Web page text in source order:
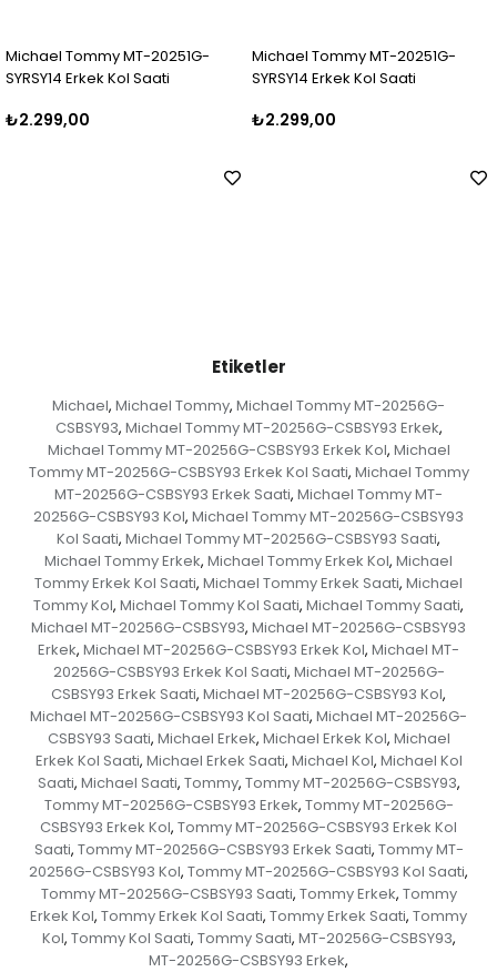
Michael Tommy MT-20251G-
SYRSY14 Erkek Kol Saati
₺2.299,00
Michael Tommy MT-20251G-
SYRSY14 Erkek Kol Saati
₺2.299,00
Etiketler
Michael, Michael Tommy, Michael Tommy MT-20256G-
CSBSY93, Michael Tommy MT-20256G-CSBSY93 Erkek,
Michael Tommy MT-20256G-CSBSY93 Erkek Kol, Michael
Tommy MT-20256G-CSBSY93 Erkek Kol Saati, Michael Tommy
MT-20256G-CSBSY93 Erkek Saati, Michael Tommy MT-
20256G-CSBSY93 Kol, Michael Tommy MT-20256G-CSBSY93
Kol Saati, Michael Tommy MT-20256G-CSBSY93 Saati,
Michael Tommy Erkek, Michael Tommy Erkek Kol, Michael
Tommy Erkek Kol Saati, Michael Tommy Erkek Saati, Michael
Tommy Kol, Michael Tommy Kol Saati, Michael Tommy Saati,
Michael MT-20256G-CSBSY93, Michael MT-20256G-CSBSY93
Erkek, Michael MT-20256G-CSBSY93 Erkek Kol, Michael MT-
20256G-CSBSY93 Erkek Kol Saati, Michael MT-20256G-
CSBSY93 Erkek Saati, Michael MT-20256G-CSBSY93 Kol,
Michael MT-20256G-CSBSY93 Kol Saati, Michael MT-20256G-
CSBSY93 Saati, Michael Erkek, Michael Erkek Kol, Michael
Erkek Kol Saati, Michael Erkek Saati, Michael Kol, Michael Kol
Saati, Michael Saati, Tommy, Tommy MT-20256G-CSBSY93,
Tommy MT-20256G-CSBSY93 Erkek, Tommy MT-20256G-
CSBSY93 Erkek Kol, Tommy MT-20256G-CSBSY93 Erkek Kol
Saati, Tommy MT-20256G-CSBSY93 Erkek Saati, Tommy MT-
20256G-CSBSY93 Kol, Tommy MT-20256G-CSBSY93 Kol Saati,
Tommy MT-20256G-CSBSY93 Saati, Tommy Erkek, Tommy
Erkek Kol, Tommy Erkek Kol Saati, Tommy Erkek Saati, Tommy
Kol, Tommy Kol Saati, Tommy Saati, MT-20256G-CSBSY93,
MT-20256G-CSBSY93 Erkek,